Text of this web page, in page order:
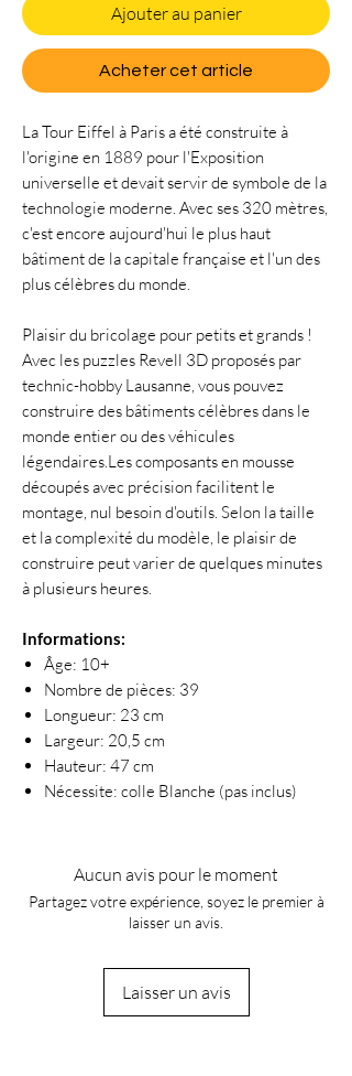
Ajouter au panier
Acheter cet article
La Tour Eiffel à Paris a été construite à
l'origine en 1889 pour l'Exposition
universelle et devait servir de symbole de la
technologie moderne. Avec ses 320 mètres,
c'est encore aujourd'hui le plus haut
bâtiment de la capitale française et l'un des
plus célèbres du monde.
Plaisir du bricolage pour petits et grands !
Avec les puzzles Revell 3D proposés par
technic-hobby Lausanne, vous pouvez
construire des bâtiments célèbres dans le
monde entier ou des véhicules
légendaires.Les composants en mousse
découpés avec précision facilitent le
montage, nul besoin d'outils. Selon la taille
et la complexité du modèle, le plaisir de
construire peut varier de quelques minutes
à plusieurs heures.
Informations:
Âge: 10+
Nombre de pièces: 39
Longueur: 23 cm
Largeur: 20,5 cm
Hauteur: 47 cm
Nécessite: colle Blanche (pas inclus)
Aucun avis pour le moment
Partagez votre expérience, soyez le premier à
laisser un avis.
Laisser un avis